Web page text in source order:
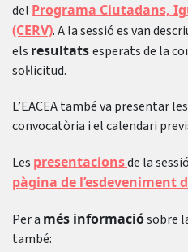
del Programa Ciutadans,
(CERV). A la sessió es van
els resultatsesperats de la
sol·licitud.
L’EACEA també va presentar
convocatòria i el calendari
Les presentacionsde la
pàgina de l’esdeveniment
Per a més informaciósobre
també: